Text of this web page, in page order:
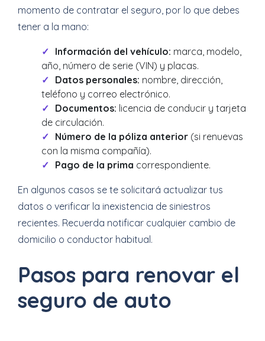
momento de contratar el seguro, por lo que debes
tener a la mano:
Información del vehículo: marca, modelo,
año, número de serie (VIN) y placas.
Datos personales: nombre, dirección,
teléfono y correo electrónico.
Documentos: licencia de conducir y tarjeta
de circulación.
Número de la póliza anterior (si renuevas
con la misma compañía).
Pago de la prima correspondiente.
En algunos casos se te solicitará actualizar tus
datos o verificar la inexistencia de siniestros
recientes. Recuerda notificar cualquier cambio de
domicilio o conductor habitual.
Pasos para renovar el
seguro de auto